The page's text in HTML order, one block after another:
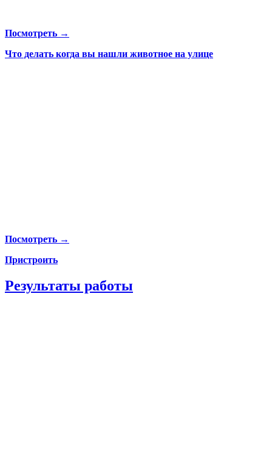
Посмотреть →
Что делать когда вы нашли животное на улице
Посмотреть →
Пристроить
Результаты работы